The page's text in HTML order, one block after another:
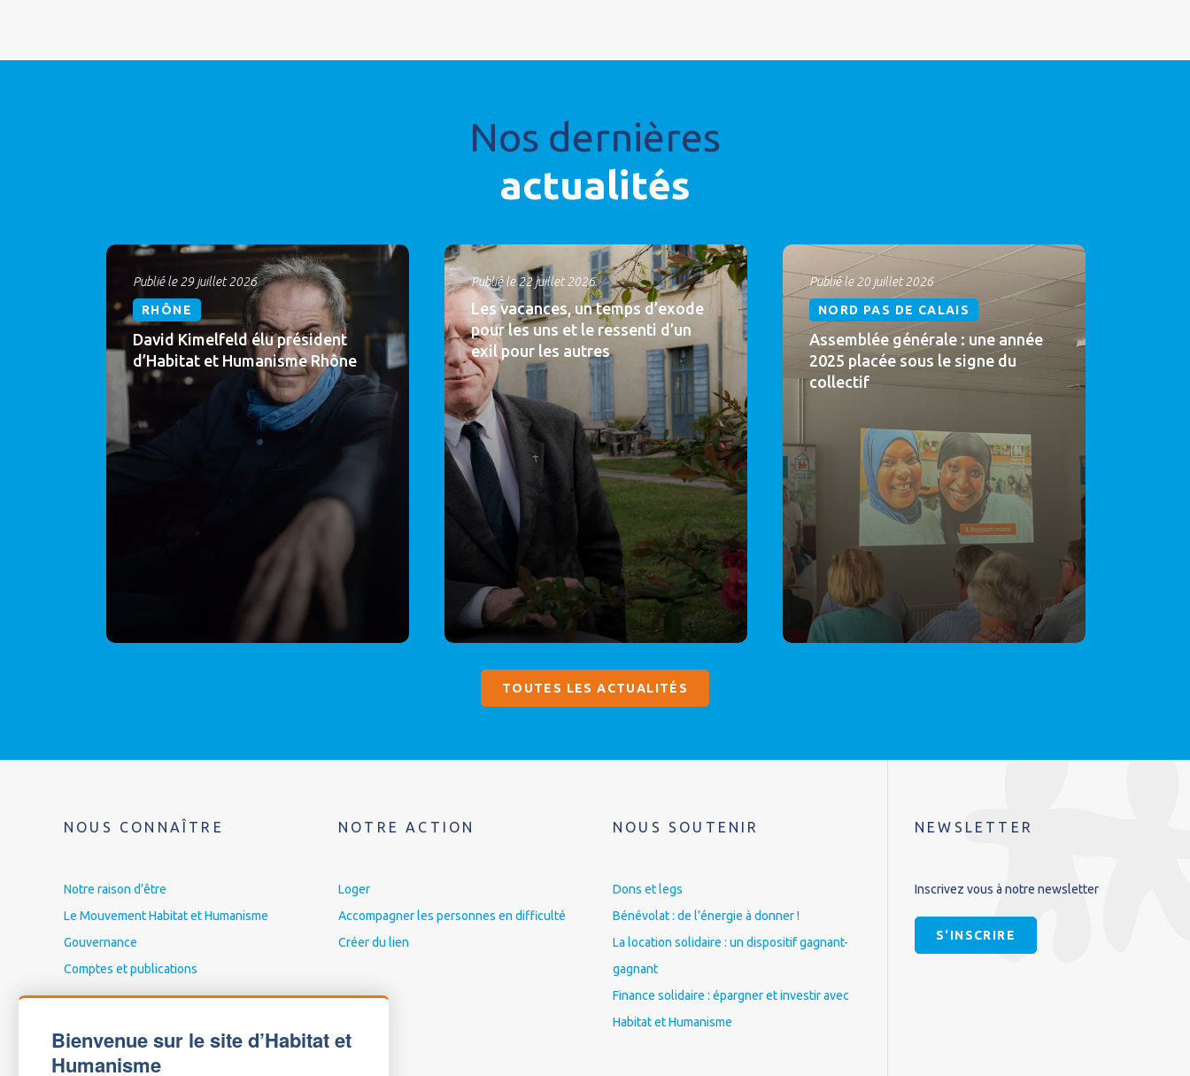
Bienvenue sur le site d’Habitat et
Humanisme
Nos dernières
actualités
Publié le 29 juillet 2026
RHÔNE
David Kimelfeld élu président
d’Habitat et Humanisme Rhône
Publié le 22 juillet 2026
Les vacances, un temps d’exode
pour les uns et le ressenti d’un
exil pour les autres
Publié le 20 juillet 2026
NORD PAS DE CALAIS
Assemblée générale : une année
2025 placée sous le signe du
collectif
TOUTES LES ACTUALITÉS
NOUS CONNAÎTRE
Notre raison d’être
Le Mouvement Habitat et Humanisme
Gouvernance
Comptes et publications
NOTRE ACTION
Loger
Accompagner les personnes en difficulté
Créer du lien
NOUS SOUTENIR
Dons et legs
Bénévolat : de l’énergie à donner !
La location solidaire : un dispositif gagnant-
gagnant
Finance solidaire : épargner et investir avec
Habitat et Humanisme
NEWSLETTER
Inscrivez vous à notre newsletter
S'INSCRIRE